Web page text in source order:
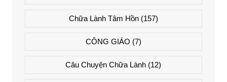
Chữa Lành Tâm Hồn(157)
CÔNG GIÁO (7)
Câu Chuyện Chữa Lành (12)